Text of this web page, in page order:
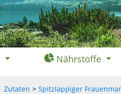
Nährstoffe
Zutaten Spitzlappiger